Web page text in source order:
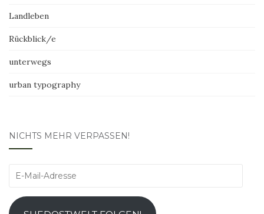
Landleben
Rückblick/e
unterwegs
urban typography
NICHTS MEHR VERPASSEN!
E-
Adresse